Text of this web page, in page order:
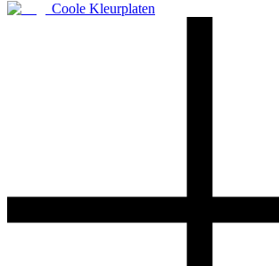
Coole Kleurplaten